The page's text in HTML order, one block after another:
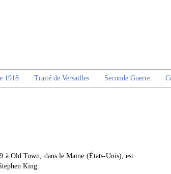
1918 Traité de Versailles Seconde Guerre
à Old Town, dans le Maine (États-Unis), est
King.